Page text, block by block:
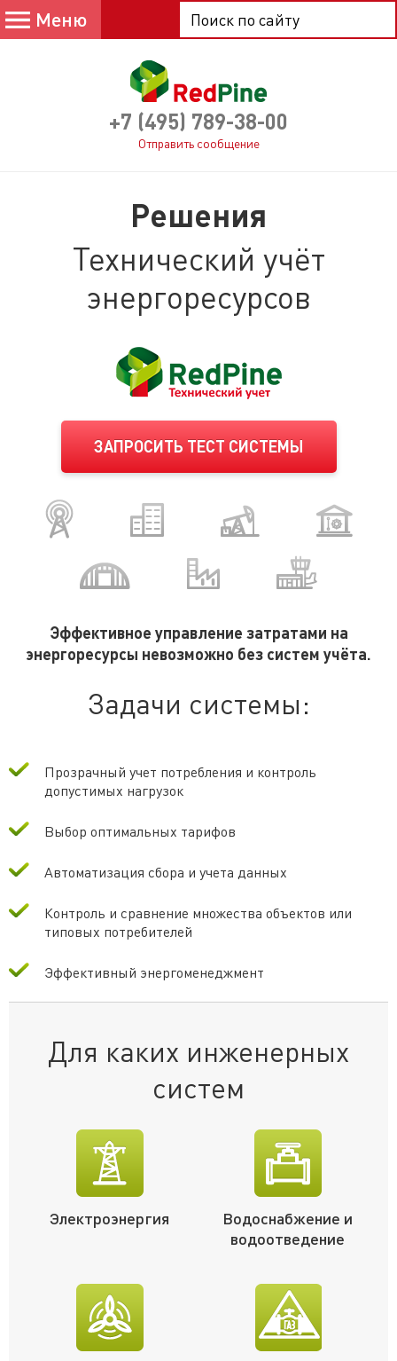
Меню
+7 (495) 789-38-00
Отправить сообщение
Решения
Технический учёт
энергоресурсов
ЗАПРОСИТЬ ТЕСТ СИСТЕМЫ
Эффективное управление затратами на
энергоресурсы невозможно без систем учёта.
Задачи системы:
Прозрачный учет потребления и контроль
допустимых нагрузок
Выбор оптимальных тарифов
Автоматизация сбора и учета данных
Контроль и сравнение множества объектов или
типовых потребителей
Эффективный энергоменеджмент
Для каких инженерных
систем
Электроэнергия
Водоснабжение и
водоотведение